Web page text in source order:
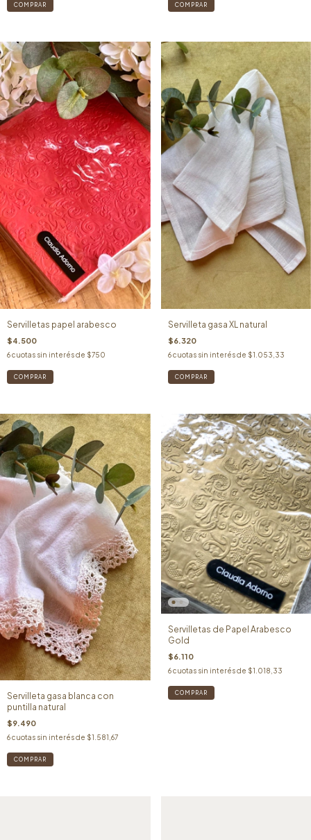
Servilletas papel arabesco
$4.500
6cuotas sin interés de $750
Servilleta gasa XL natural
$6.320
6 cuotas sin interés de $1.053,33
Servilleta gasa blanca con
puntilla natural
$9.490
6cuotas sin interés de $1.581,67
Servilletas de Papel Arabesco
Gold
$6.110
6 cuotas sin interés de $1.018,33